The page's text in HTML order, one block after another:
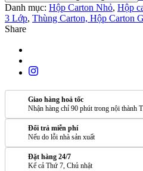
Danh mục: Hộp Carton Nhỏ, Hộp
3 Lớp, Thùng Carton, Hộp Carton
Share
Giao hàng hoả tốc
Nhận hàng chỉ 90 phút trong nội thành
Đổi trả miễn phí
Nếu do lỗi nhà sản xuất
Đặt hàng 24/7
Kể cả Thứ 7, Chủ nhật